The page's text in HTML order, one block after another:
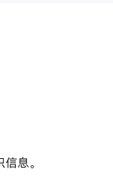
息。